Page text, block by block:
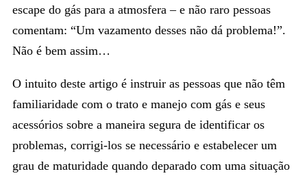
escape do gás para a atmosfera – e não raro pessoas
comentam: “Um vazamento desses não dá problema!”.
Não é bem assim…
O intuito deste artigo é instruir as pessoas que não têm
familiaridade com o trato e manejo com gás e seus
acessórios sobre a maneira segura de identificar os
problemas, corrigi-los se necessário e estabelecer um
grau de maturidade quando deparado com uma situação